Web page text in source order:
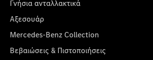
Γνήσια ανταλλακτικά
Αξεσουάρ
Mercedes-Benz Collection
Βεβαιώσεις & Πιστοποιήσεις